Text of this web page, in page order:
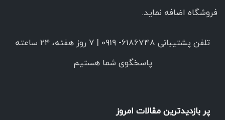
فروشگاه اضافه نماید.
تلفن پشتیبانی 6186748- 0919 | ۷ روز هفته، ۲۴ ساعته
پاسخگوی شما هستیم
پر بازدیدترین مقالات امروز